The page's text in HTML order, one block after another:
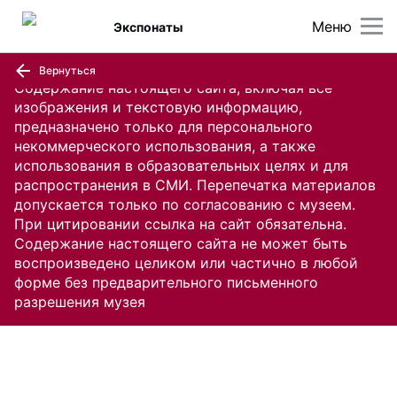
Содержание настоящего сайта, включая все
изображения и текстовую информацию,
предназначено только для персонального
некоммерческого использования, а также
использования в образовательных целях и для
распространения в СМИ. Перепечатка материалов
допускается только по согласованию с музеем.
При цитировании ссылка на сайт обязательна.
Содержание настоящего сайта не может быть
воспроизведено целиком или частично в любой
форме без предварительного письменного
разрешения музея
Меню
Экспонаты
Вернуться